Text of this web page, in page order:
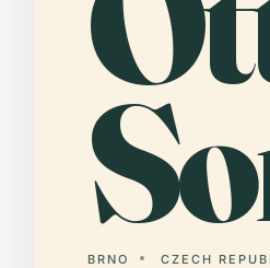
BRNO CZECH